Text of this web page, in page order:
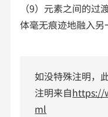
（9）元素之间的
体毫无痕迹地融入另
如没特殊注明，
注明来自https://
ml